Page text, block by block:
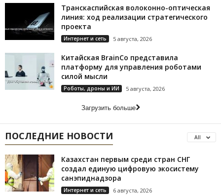
Транскаспийская волоконно-оптическая
линия: ход реализации стратегического
проекта
Интернет и сеть 5 августа, 2026
Китайская BrainCo представила
платформу для управления роботами
силой мысли
Роботы, дроны и ИИ 5 августа, 2026
Загрузить больше
ПОСЛЕДНИЕ НОВОСТИ All
Казахстан первым среди стран СНГ
создал единую цифровую экосистему
санэпиднадзора
Интернет и сеть 6 августа, 2026